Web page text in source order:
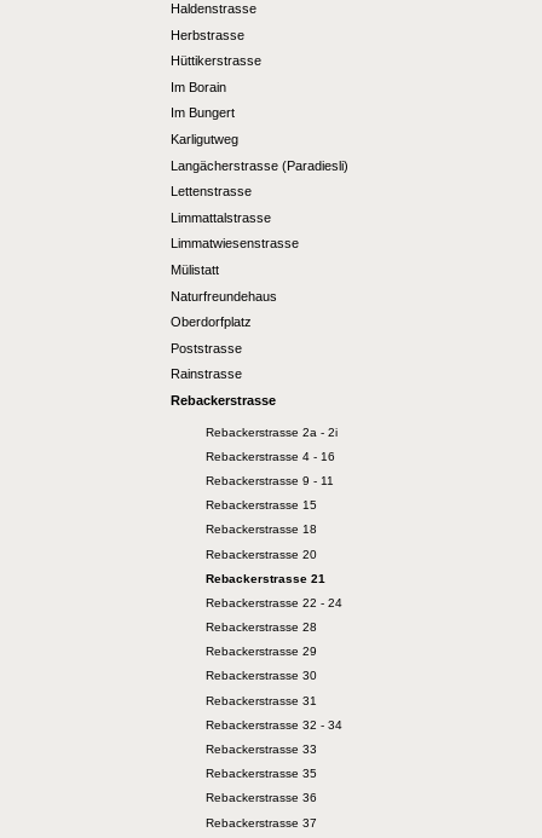
Haldenstrasse
Herbstrasse
Hüttikerstrasse
Im Borain
Im Bungert
Karligutweg
Langächerstrasse (Paradiesli)
Lettenstrasse
Limmattalstrasse
Limmatwiesenstrasse
Mülistatt
Naturfreundehaus
Oberdorfplatz
Poststrasse
Rainstrasse
Rebackerstrasse
Rebackerstrasse 2a - 2i
Rebackerstrasse 4 - 16
Rebackerstrasse 9 - 11
Rebackerstrasse 15
Rebackerstrasse 18
Rebackerstrasse 20
Rebackerstrasse 21
Rebackerstrasse 22 - 24
Rebackerstrasse 28
Rebackerstrasse 29
Rebackerstrasse 30
Rebackerstrasse 31
Rebackerstrasse 32 - 34
Rebackerstrasse 33
Rebackerstrasse 35
Rebackerstrasse 36
Rebackerstrasse 37